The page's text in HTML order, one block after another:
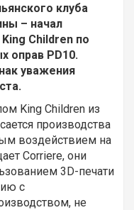
клуба
– начал
Children по
оправ PD10.
уважения
.
King Children из
производства
воздействием на
Corriere, они
3D-печати
с
не